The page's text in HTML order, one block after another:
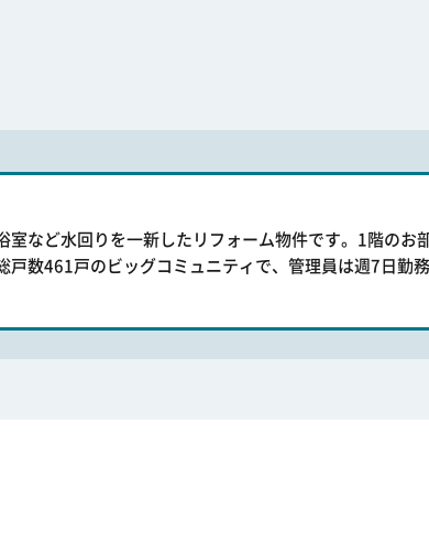
など水回りを一新したリフォーム物件です。1階のお
数461戸のビッグコミュニティで、管理員は週7日勤